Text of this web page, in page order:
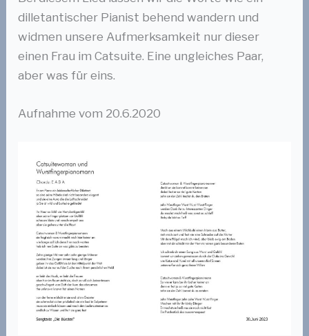
dilletantischer Pianist behend wandern und
widmen unsere Aufmerksamkeit nur dieser
einen Frau im Catsuite. Eine ungleiches Paar,
aber was für eins.
Aufnahme vom 20.6.2020